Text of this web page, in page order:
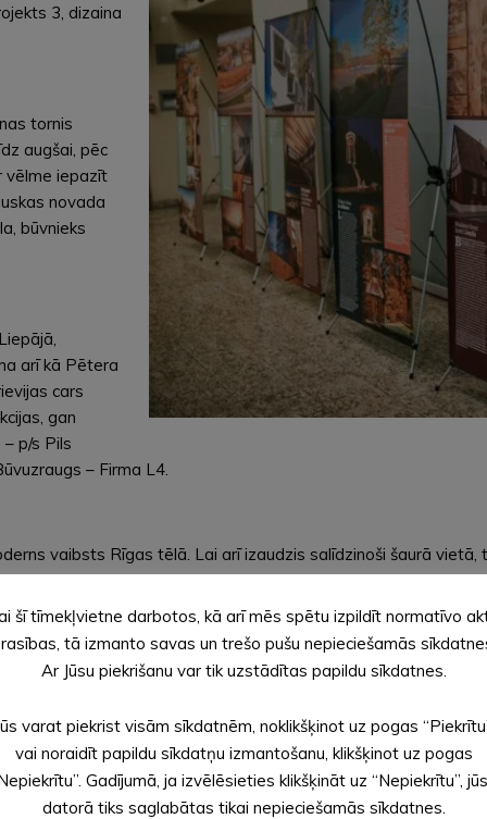
3, dizaina
tornis
augšai, pēc
vēlme iepazīt
novada
būvnieks
arī kā Pētera
cars
gan
p/s Pils
– Firma L4.
vaibsts Rīgas tēlā. Lai arī izaudzis salīdzinoši šaurā
Sarma&Norde. Būvnieks Aimasa. www.vecrigasskati.lv
telpā, rodas
SIA Aimasa.
šī tīmekļvietne darbotos, kā arī mēs spētu izpildīt normatīvo
tā izmanto savas un trešo pušu nepieciešamās
Ar Jūsu piekrišanu var tik uzstādītas papildu sīkdatnes.
varat piekrist visām sīkdatnēm, noklikšķinot uz pogas
vai noraidīt papildu sīkdatņu izmantošanu, klikšķinot uz pogas
Gadījumā, ja izvēlēsieties klikšķināt uz “Nepiekrītu”,
datorā tiks saglabātas tikai nepieciešamās sīkdatnes.